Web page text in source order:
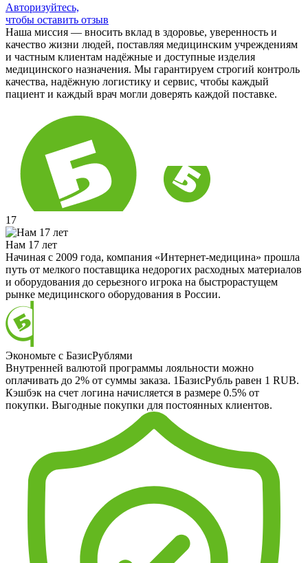
Авторизуйтесь,
чтобы оставить отзыв
Наша миссия — вносить вклад в здоровье, уверенность и
качество жизни людей, поставляя медицинским учреждениям
и частным клиентам надёжные и доступные изделия
медицинского назначения. Мы гарантируем строгий контроль
качества, надёжную логистику и сервис, чтобы каждый
пациент и каждый врач могли доверять каждой поставке.
17
Нам 17 лет
Начиная с 2009 года, компания «Интернет-медицина» прошла
путь от мелкого поставщика недорогих расходных материалов
и оборудования до серьезного игрока на быстрорастущем
рынке медицинского оборудования в России.
Экономьте с БазисРублями
Внутренней валютой программы лояльности можно
оплачивать до 2% от суммы заказа. 1БазисРубль равен 1 RUB.
Кэшбэк на счет логина начисляется в размере 0.5% от
покупки. Выгодные покупки для постоянных клиентов.